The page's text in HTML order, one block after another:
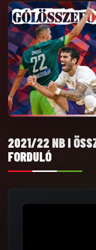
2021/22 NB I
FORDULÓ